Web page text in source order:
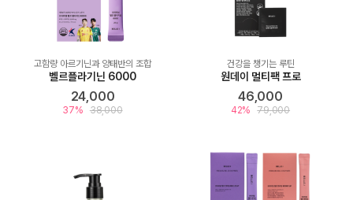
고함량 아르기닌과 양태반의 조합
벨르플라기닌 6000
24,000
37% 38,000
건강을 챙기는 루틴
원데이 멀티팩 프로
46,000
42% 79,000